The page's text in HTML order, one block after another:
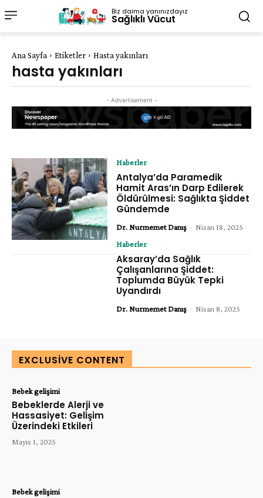
Biz daima yanınızdayız
Sağlıklı Vücut
Ana Sayfa Etiketler Hasta yakınları
hasta yakınları
- Advertisement -
Haberler
Antalya’da Paramedik
Hamit Aras’ın Darp Edilerek
Öldürülmesi: Sağlıkta Şiddet
Gündemde
Dr. Nurmemet Danış - Nisan 18, 2025
Haberler
Aksaray’da Sağlık
Çalışanlarına Şiddet:
Toplumda Büyük Tepki
Uyandırdı
Dr. Nurmemet Danış - Nisan 8, 2025
EXCLUSIVE CONTENT
Bebek gelişimi
Bebeklerde Alerji ve
Hassasiyet: Gelişim
Üzerindeki Etkileri
Mayıs 1, 2025
Bebek gelişimi